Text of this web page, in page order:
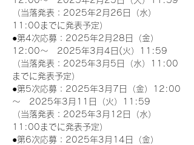
（当落発表：2025年2月26日（水）
11:00までに発表予定）
●第4次応募：2025年2月28日（金）
12:00～　2025年3月4日(火）11:59
（当落発表：2025年3月5日（水）11:00
までに発表予定）
●第5次応募：2025年3月7日（金）12:00
～　2025年3月11日（火）11:59
（当落発表：2025年3月12日（水）
11:00までに発表予定）
●第6次応募：2025年3月14日（金）